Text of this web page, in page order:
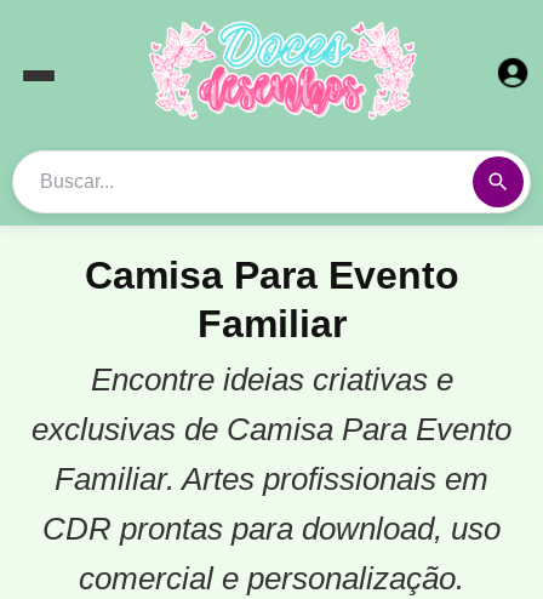
Camisa Para Evento
Familiar
Encontre ideias criativas e
exclusivas de Camisa Para Evento
Familiar. Artes profissionais em
CDR prontas para download, uso
comercial e personalização.